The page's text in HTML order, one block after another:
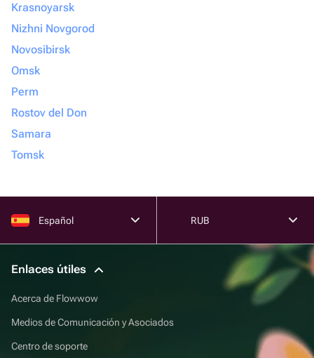
Krasnoyarsk
Nizhni Novgorod
Novosibirsk
Omsk
Perm
Rostov del Don
Samara
Tomsk
Español RUB
Enlaces útiles
Acerca de Flowwow
Medios de Comunicación y Asociados
Centro de soporte